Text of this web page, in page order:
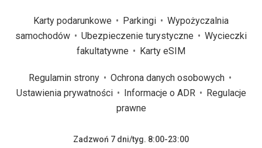
Karty podarunkowe Parkingi
Wypożyczalnia
samochodów
Ubezpieczenie turystyczne
Wycieczki
fakultatywne
Karty eSIM
Regulamin strony
Ochrona danych osobowych
Ustawienia prywatności
Informacje o ADR
Regulacje
prawne
Zadzwoń 7 dni/tyg. 8:00-23:00